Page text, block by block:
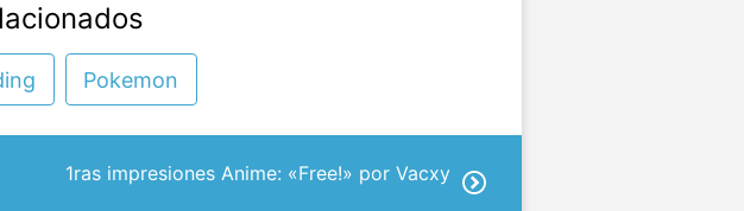
Pokemon
1ras impresiones Anime: «Free!» por Vacxy